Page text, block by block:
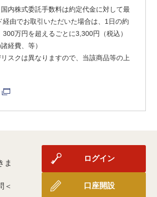
内株式委託手数料は約定代金に対して最
由でお取引いただいた場合は、1日の約
万円を超えるごとに3,300円（税込）
経費、等）
スクは異なりますので、当該商品等の上
ま
＜
ログイン
口座開設